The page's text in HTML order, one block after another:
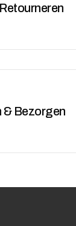
& Bezorgen